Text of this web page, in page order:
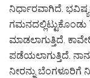
ನಿರ್ಧಾರವಾಗಿದೆ.
ಮಾಡಲಾಗುತ್ತಿದೆ.
ಪಡೆಯಲಾಗುತ್ತಿದೆ.
ನೀರನ್ನು